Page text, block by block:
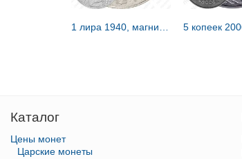
Каталог
Цены монет
Царские монеты